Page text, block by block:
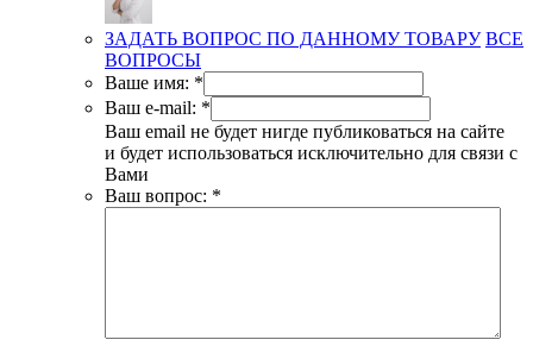
ЗАДАТЬ ВОПРОС ПО ДАННОМУ ТОВАРУ ВСЕ
ВОПРОСЫ
Ваше имя: *
Ваш e-mail: *
Ваш email не будет нигде публиковаться на сайте
и будет использоваться исключительно для связи с
Вами
Ваш вопрос: *